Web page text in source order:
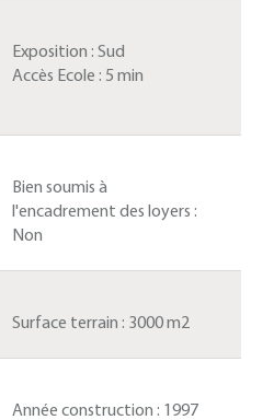
Exposition : Sud
Accès Ecole : 5 min
Bien soumis à
l'encadrement des loyers :
Non
Surface terrain : 3000 m2
Année construction : 1997